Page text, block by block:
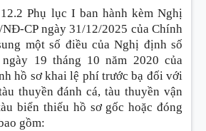
Phụ lục I ban hành kèm Nghị
CP ngày 31/12/2025 của Chính
một số điều của Nghị định số
ngày 19 tháng 10 năm 2020 của
hồ sơ khai lệ phí trước bạ đối với
thuyền đánh cá, tàu thuyền vận
biển thiếu hồ sơ gốc hoặc đóng
gồm: